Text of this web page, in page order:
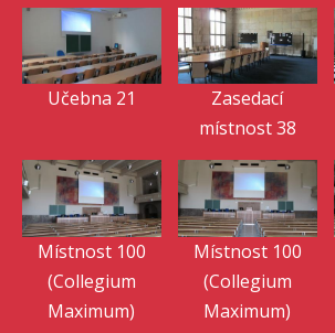
Učebna 21
Zasedací
místnost 38
Místnost 100
(Collegium
Maximum)
Místnost 100
(Collegium
Maximum)